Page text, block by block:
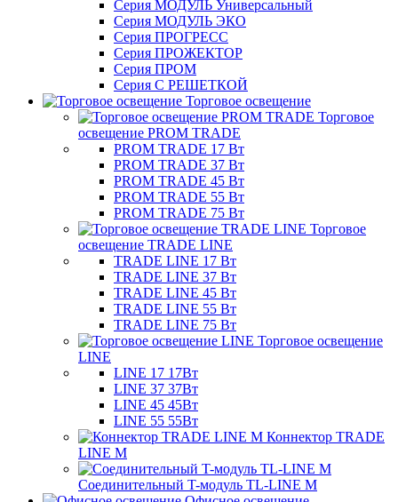
Серия МОДУЛЬ Универсальный
Серия МОДУЛЬ ЭКО
Серия ПРОГРЕСС
Серия ПРОЖЕКТОР
Серия ПРОМ
Серия С РЕШЕТКОЙ
Торговое освещение
Торговое
освещение PROM TRADE
PROM TRADE 17 Вт
PROM TRADE 37 Вт
PROM TRADE 45 Вт
PROM TRADE 55 Вт
PROM TRADE 75 Вт
Торговое
освещение TRADE LINE
TRADE LINE 17 Вт
TRADE LINE 37 Вт
TRADE LINE 45 Вт
TRADE LINE 55 Вт
TRADE LINE 75 Вт
Торговое освещение
LINE
LINE 17 17Вт
LINE 37 37Вт
LINE 45 45Вт
LINE 55 55Вт
Коннектор TRADE
LINE M
Соединительный T-модуль TL-LINE M